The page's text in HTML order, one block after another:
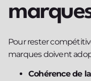
Pour rester
marques doivent
Cohérence de